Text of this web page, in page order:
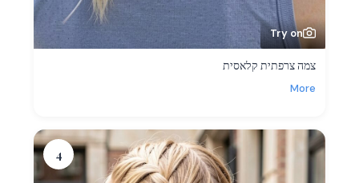
Try on
צמה צרפתית קלאסית
More
4